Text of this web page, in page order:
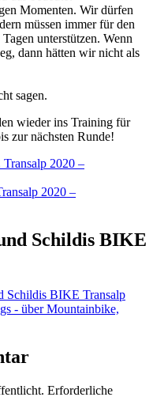
Momenten. Wir dürfen
müssen immer für den
unterstützen. Wenn
dann hätten wir nicht als
sagen.
wieder ins Training für
zur nächsten Runde!
2020 –
2020 –
Schildis BIKE
Schildis BIKE Transalp
- über Mountainbike,
Erforderliche